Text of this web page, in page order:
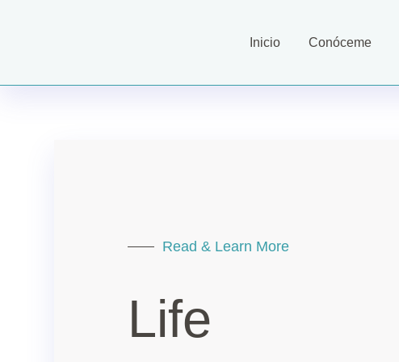
Inicio Conóceme
Read & Learn More
Life